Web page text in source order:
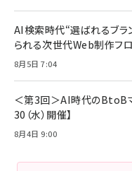
Amazon
ケーブ
ド付き
17 / 16
Pro/Air
￥1,890
￥4,857
AI検索時代“選ばれるブラ
られる次世代Web制作フ
8月5日 7:04
＜第3回＞AI時代のBtoBマ
30（水）開催】
8月4日 9:00